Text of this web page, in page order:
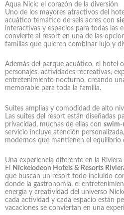
Aqua Nick: el corazón de la diversión
Uno de los mayores atractivos del
acuático temático de seis acres con
interactivas y espacios para todas las
convierte al resort en una de las
familias que quieren combinar lujo y
Además del parque acuático, el hotel
personajes, actividades recreativas,
entretenimiento nocturno, creando
memorable para toda la familia.
Suites amplias y comodidad de alto
Las suites del resort están diseñadas
privacidad, muchas de ellas con swim-
servicio incluye atención
modernos que mantienen el equilibrio
Una experiencia diferente en la Riviera
El
Nickelodeon Hotels & Resorts
que buscan un resort todo incluido
donde la gastronomía, el
energía y creatividad del universo
cada actividad y cada espacio están
vacaciones se conviertan en una